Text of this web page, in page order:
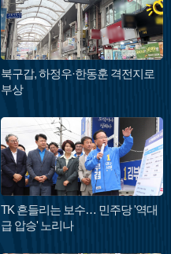
북구갑, 하정우·한동훈 격전지로
부상
TK 흔들리는 보수… 민주당 '역대
급 압승' 노리나